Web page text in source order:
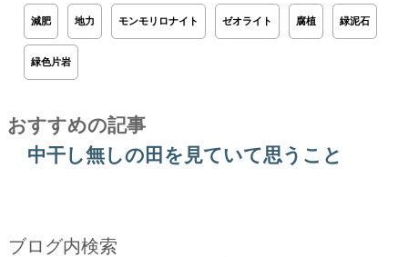
減肥 地力 モンモリロナイト ゼオライト 腐植 緑泥石
緑色片岩
おすすめの記事
中干し無しの田を見ていて思うこと
ブログ内検索